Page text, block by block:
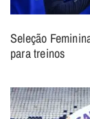
Seleção
para treinos